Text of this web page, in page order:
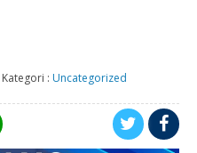
Kategori : Uncategorized